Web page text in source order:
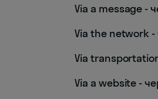
Via a message -
Via the network -
Via
Via a website -